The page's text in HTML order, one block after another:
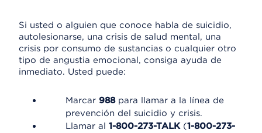
Si usted o alguien que conoce habla de suicidio,
autolesionarse, una crisis de salud mental, una
crisis por consumo de sustancias o cualquier otro
tipo de angustia emocional, consiga ayuda de
inmediato. Usted puede:
Marcar 988para llamar a la línea de
prevención del suicidio y crisis.
Llamar al 1-800-273-TALK(1-800-273-